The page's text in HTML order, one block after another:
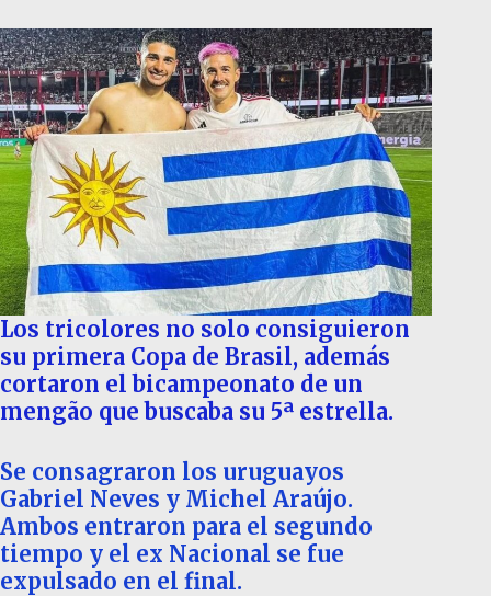
Los tricolores no solo consiguieron
su primera Copa de Brasil, además
cortaron el bicampeonato de un
mengão que buscaba su 5ª estrella.
Se consagraron los uruguayos
Gabriel Neves y Michel Araújo.
Ambos entraron para el segundo
tiempo y el ex Nacional se fue
expulsado en el final.